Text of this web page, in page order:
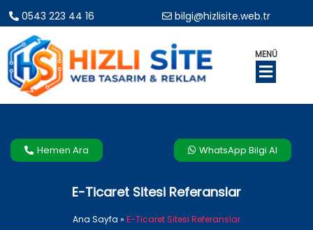
0543 223 44 16 bilgi@hizlisite.web.tr
MENÜ
Hemen Ara WhatsApp Bilgi Al
E-Ticaret Sitesi Referanslar
Ana Sayfa » E-Ticaret Sitesi Referanslar